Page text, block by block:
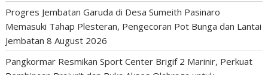
Progres Jembatan Garuda di Desa Sumeith Pasinaro
Memasuki Tahap Plesteran, Pengecoran Pot Bunga dan Lantai
Jembatan 8 August 2026
Pangkormar Resmikan Sport Center Brigif 2 Marinir, Perkuat